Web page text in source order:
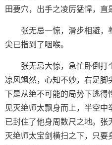
田要穴，出手之凌厉猛悍，直
张无忌一惊，滑步相避，
尖已指到了咽喉。
张无忌大惊，急忙卧倒打
凉风飒然，心知不妙，右足
下是从绝不可能的局势下逃得
见灭绝师太飘身而上，半空
已封住了他身周数尺之地。
灭绝师太宝剑横扫之下，只要